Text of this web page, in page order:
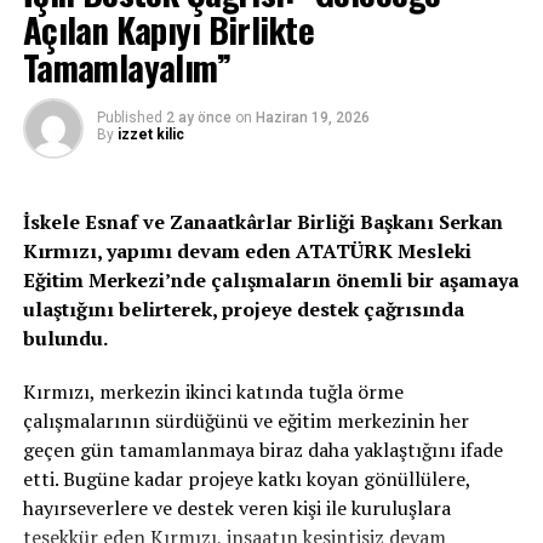
dik ve özgürce yaşıyorsak bunu sizin fedakarlıklarınıza
borçluyuz” ifadelerine yer verdi.
Tatar, Şehitlik Özel Defteri’ne şunları da kaydetti:
“Canlarınız pahasına Kıbrıs Türk halkını bugünlere
şükranla anılacaktır.
20 Temmuz Barış Harekatı’nın 51’inci yıl dönümünde
manevi huzurunuzda saygıyla eğiliyoruz, rahat
uyuyunuz, emanetiniz asla çiğnenmeyecek, sonsuza dek
İLGİLİ KONU:
UP NEXT
Bugün 20 Temmuz Barış ve Özgürlük Bayramı…
Açılan Kapıyı Birlikte
Tamamlayalım”
Published 2 ay önce on Haziran 19, 2026
By izzet kilic
İskele Esnaf ve Zanaatkârlar Birliği Başkanı Serkan
Kırmızı, yapımı devam eden ATATÜRK Mesleki
Eğitim Merkezi’nde çalışmaların önemli bir aşamaya
ulaştığını belirterek, projeye destek çağrısında
bulundu.
Kırmızı, merkezin ikinci katında tuğla örme
çalışmalarının sürdüğünü ve eğitim merkezinin her
geçen gün tamamlanmaya biraz daha yaklaştığını ifade
etti. Bugüne kadar projeye katkı koyan gönüllülere,
hayırseverlere ve destek veren kişi ile kuruluşlara
teşekkür eden Kırmızı, inşaatın kesintisiz devam